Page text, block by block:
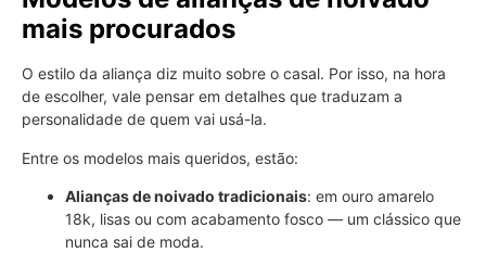
mais procurados
O estilo da aliança diz muito sobre o casal. Por isso, na hora
de escolher, vale pensar em detalhes que traduzam a
personalidade de quem vai usá-la.
Entre os modelos mais queridos, estão:
Alianças de noivado tradicionais: em ouro amarelo
18k, lisas ou com acabamento fosco — um clássico que
nunca sai de moda.